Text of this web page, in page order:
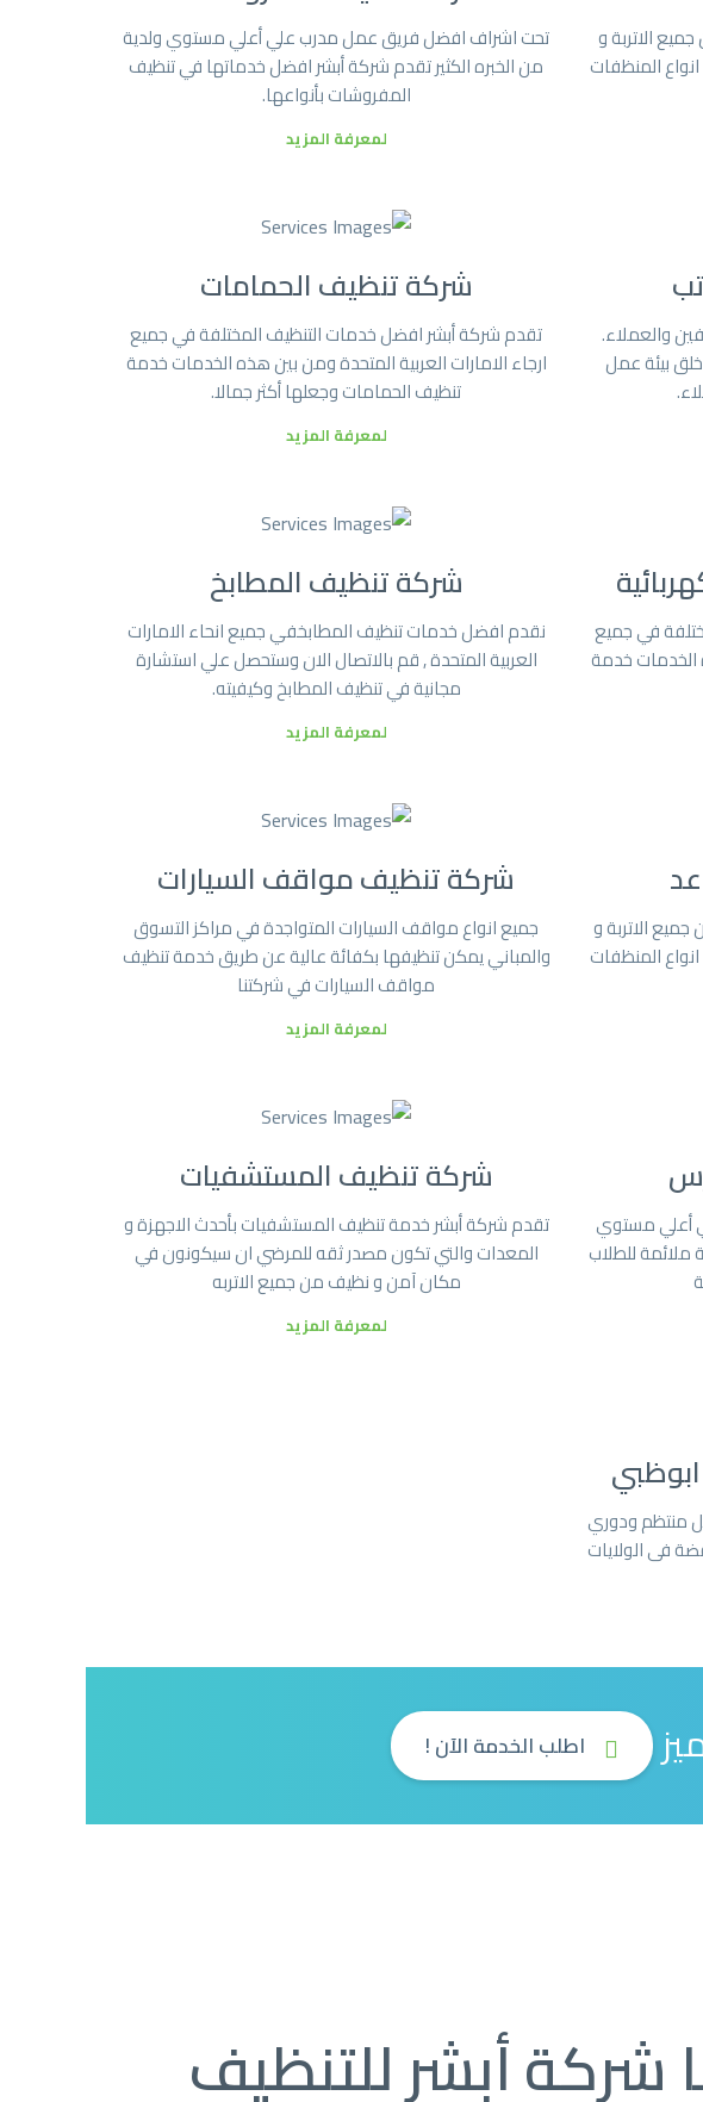
الاتربة و
المنظفات
تحت اشراف افضل فريق عمل مدرب علي أعلي مستوي ولدية
من الخبره الكثير تقدم شركة أبشر افضل خدماتها في تنظيف
المفروشات بأنواعها.
لمعرفة المزيد
والعملاء.
بيئة عمل
شركة تنظيف الحمامات
تقدم شركة أبشر افضل خدمات التنظيف المختلفة في جميع
ارجاء الامارات العربية المتحدة ومن بين هذه الخدمات خدمة
تنظيف الحمامات وجعلها أكثر جمالا.
لمعرفة المزيد
في جميع
الخدمات خدمة
شركة تنظيف المطابخ
نقدم افضل خدمات تنظيف المطابخفي جميع انحاء الامارات
العربية المتحدة , قم بالاتصال الان وستحصل علي استشارة
مجانية في تنظيف المطابخ وكيفيته.
لمعرفة المزيد
الاتربة و
المنظفات
شركة تنظيف مواقف السيارات
جميع انواع مواقف السيارات المتواجدة في مراكز التسوق
والمباني يمكن تنظيفها بكفائة عالية عن طريق خدمة تنظيف
مواقف السيارات في شركتنا
لمعرفة المزيد
أعلي مستوي
ملائمة للطلاب
شركة تنظيف المستشفيات
تقدم شركة أبشر خدمة تنظيف المستشفيات بأحدث الاجهزة و
المعدات والتي تكون مصدر ثقه للمرضي ان سيكونون في
مكان آمن و نظيف من جميع الاتربه
لمعرفة المزيد
منتظم ودوري
فى الولايات
اطلب الخدمة الآن !
أبشر للتنظيف